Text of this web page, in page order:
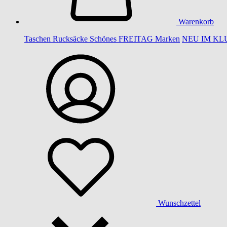
Warenkorb
Taschen Rucksäcke Schönes FREITAG Marken NEU IM
Wunschzettel